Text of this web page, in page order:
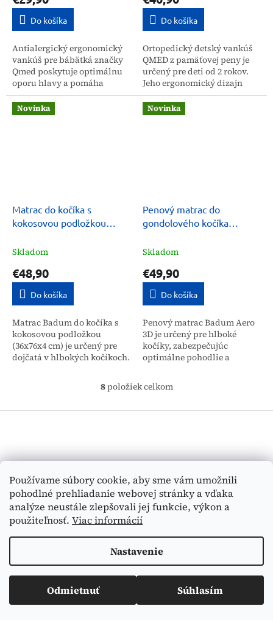
Používame súbory cookie, aby sme vám umožnili
pohodlné prehliadanie webovej stránky a vďaka
analýze neustále zlepšovali jej funkcie, výkon a
použiteľnosť. Viac informácií
Nastavenie
Odmietnuť Súhlasím
Do košíka
Antialergický ergonomický
vankúš pre bábätká značky
Qmed poskytuje optimálnu
oporu hlavy a pomáha
predchádzať deformáciám
lebky u detí od narodenia do
6 mesiacov. Vďaka svojmu...
Do košíka
Ortopedický detský vankúš
QMED z pamäťovej peny je
určený pre deti od 2 rokov.
Jeho ergonomický dizajn
podporuje správne
postavenie hlavy a chrbtice,
čím zabezpečuje zdravý a...
Novinka
Matrac do kočíka s
kokosovou podložkou
Skladom
€48,90
Do košíka
Matrac Badum do kočíka s
kokosovou podložkou
(36x76x4 cm) je určený pre
dojčatá v hlbokých kočíkoch.
zabezpečuje ortopedickú...
Novinka
Penový matrac do
gondolového kočíka
Skladom
€49,90
Do košíka
Penový matrac Badum Aero
3D je určený pre hlboké
kočíky, zabezpečujúc
optimálne pohodlie a
Vďaka kombinácii
polyuretánovej peny a 3D
O
l
c
e
p
r
v
y
v
ý
p
s
8položiek celkom
Z
ä
HĽADAŤ
Vytvoril Shoptet
Copyright 2026Medi-Tex . Všetky práva vyhradené.